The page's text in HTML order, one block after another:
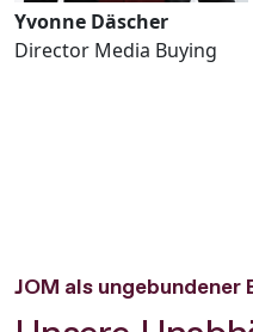
Yvonne Däscher
Director Media Buying
JOM als ungebundener